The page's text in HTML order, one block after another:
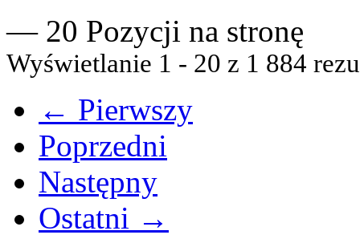
— 20 Pozycji na stronę
Wyświetlanie 1 - 20 z 1 884
← Pierwszy
Poprzedni
Następny
Ostatni →